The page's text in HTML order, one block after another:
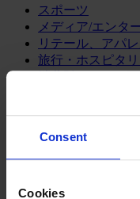
Consent
Cookies
スポーツ
メディア/エンタ
リテール、アパ
旅行・ホスピタリ
エネルギー